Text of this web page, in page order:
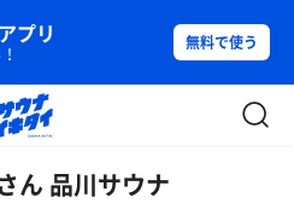
プリ 無料で使う
ん 品川サウナ